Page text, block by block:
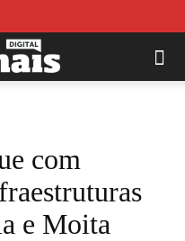
com
e Moita